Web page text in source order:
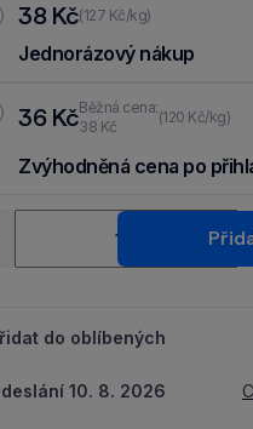
38 Kč(127 Kč/kg)
Jednorázový nákup
36 KčBěžná cena:
38 Kč
(120 Kč/kg)
Zvýhodněná cena po
do oblíbených
10. 8. 2026